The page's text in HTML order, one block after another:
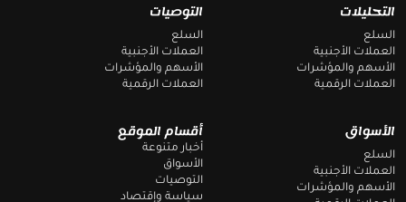
أقسام الموقع
أخبار متنوعة
الأسواق
التوصيات
سياسة وإقتصاد
الأسواق
السلع
العملات الأجنبية
الأسهم والمؤشرات
التوصيات
السلع
العملات الأجنبية
الأسهم والمؤشرات
العملات الرقمية
التحليلات
السلع
العملات الأجنبية
الأسهم والمؤشرات
العملات الرقمية